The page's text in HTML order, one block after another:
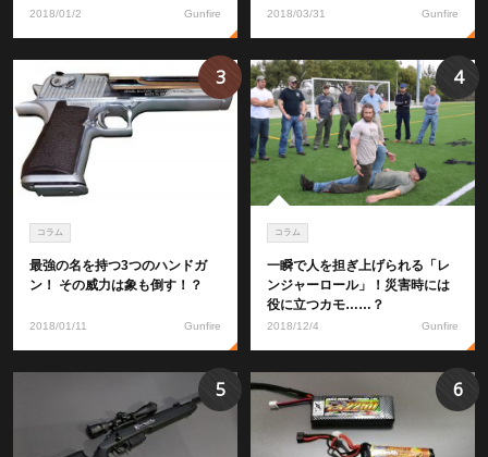
2018/01/2 Gunfire 2018/03/31 Gunfire
コラム
最強の名を持つ3つのハンドガ
ン！ その威力は象も倒す！？
2018/01/11 Gunfire
3
コラム
一瞬で人を担ぎ上げられる「レ
ンジャーロール」！災害時には
役に立つカモ……？
2018/12/4 Gunfire
4
5 6